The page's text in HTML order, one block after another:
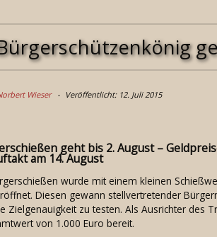
Wieser Veröffentlicht: 12. Juli 2015
geht bis 2. August –
am 14. August
wurde mit einem kleinen
Diesen gewann stellvertretender
Zielgenauigkeit zu testen. Als Ausrichter des
von 1.000 Euro bereit.